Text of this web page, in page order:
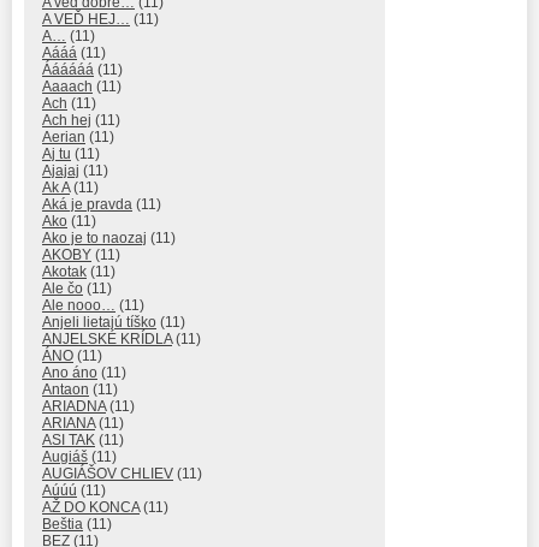
A VEĎ HEJ… (11)
A… (11)
Aááá (11)
Áááááá (11)
Aaaach (11)
Ach (11)
Ach hej (11)
Aerian (11)
Aj tu (11)
Ajajaj (11)
Ak A(11)
Aká je pravda (11)
Ako (11)
Ako je to naozaj (11)
AKOBY (11)
Akotak (11)
Ale čo (11)
Ale nooo… (11)
Anjeli lietajú tíško (11)
ANJELSKÉ KRÍDLA(11)
ÁNO (11)
Ano áno (11)
Antaon (11)
ARIADNA(11)
ARIANA(11)
ASI TAK (11)
Augiáš (11)
AUGIÁŠOV CHLIEV (11)
Aúúú (11)
AŽ DO KONCA(11)
Beštia (11)
BEZ (11)